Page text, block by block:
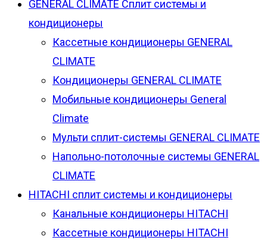
GENERAL CLIMATE Сплит системы и
кондиционеры
Кассетные кондиционеры GENERAL
CLIMATE
Кондиционеры GENERAL CLIMATE
Мобильные кондиционеры General
Climate
Мульти сплит-системы GENERAL CLIMATE
Напольно-потолочные системы GENERAL
CLIMATE
HITACHI сплит системы и кондиционеры
Канальные кондиционеры HITACHI
Кассетные кондиционеры HITACHI